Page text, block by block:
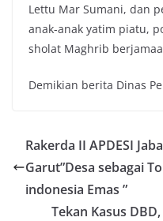
Lettu Mar Sumani, dan
anak-anak yatim piatu,
sholat Maghrib
Demikian berita Dinas
Rakerda II APDESI
Garut”Desa sebagai
indonesia Emas ”
Tekan Kasus